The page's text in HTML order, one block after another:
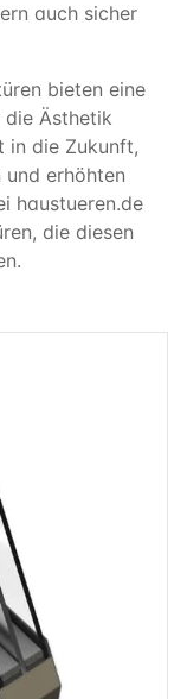
auch sicher
bieten eine
Ästhetik
in die Zukunft,
und erhöhten
haustueren.de
die diesen